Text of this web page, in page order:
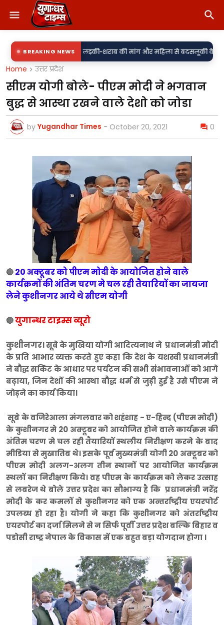
BREAKING NEWS
वर्दी पर दाग! लड़की-शराब की मांग और महिला से बदसलूकी के आरोप में दो
Home उत्तर प्रदेश
सीएम योगी बोले- पीएम मोदी ने भगवान
बुद्ध से आस्था रखने वाले देशो को जोडा
by Yugandhar Times - October 20, 2021 0
🔴20 अक्टूबर को पीएम मोदी के आयोजित होने वाले
कार्यक्रमों की अंतिम चरण मे चल रही तैयारियों का जायजा
लेने कुशीनगर आये थे सीएम योगी
🔴युगान्धर टाइम्स व्यूरो
कुशीनगर। सूबे के मुखिया योगी आदित्यनाथ ने प्रधानमंत्री मोदी
के प्रति आभार व्यक्त करते हुए कहा कि देश के यशस्वी प्रधानमंत्री
ने बौद्ध सर्किट के आधार पर पर्यटन की सभी संभावनाओं को आगे
बढ़ाया, जिन देशों की आस्था बौद्ध धर्म से जुड़ी हुई है उसे पीएम ने
जोड़ने का कार्य किया।
सूबे के वजिरेआला मंगलवार को शहंशाह - ए-हिन्द (पीएम मोदी)
के कुशीनगर मे 20 अक्टूबर को आयोजित होने वाले कार्यक्रम की
अंतिम चरण मे चल रही तैयारियों स्थलीय निरीक्षण करने के बाद
मीडिया से मुखातिब थे। इसके पूर्व मुख्यमंत्री योगी 20 अक्टूबर को
पीएम मोदी अलग-अलग तीन स्थानों पर आयोजित कार्यक्रम
स्थलों का निरीक्षण किये। वह पीएम के कार्यक्रम को लेकर उत्साह
से लबरेज थे बोले उत्तर प्रदेश का सौभाग्य है कि प्रधानमंत्री नरेंद्र
मोदी के कर कमलों से कुशीनगर को एक अन्तर्राष्ट्रीय एयरपोर्ट
उपलब्ध हो रहा है। योगी ने कहा कि कुशीनगर को अंतर्राष्ट्रीय
एयरपोर्ट का दर्जा मिलने से न सिर्फ पूर्वी उत्तर प्रदेश बल्कि बिहार व
पडोसी राष्ट्र नेपाल के विकास में एक बहुत बड़ा योगदान होगा ।